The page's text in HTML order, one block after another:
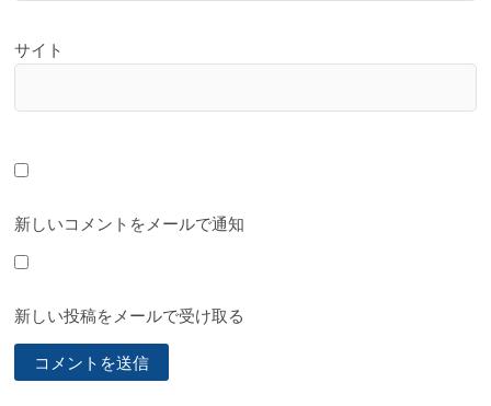
サイト
新しいコメントをメールで通知
新しい投稿をメールで受け取る